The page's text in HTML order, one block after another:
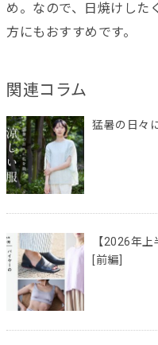
め。なので、日焼けした
方にもおすすめです。
関連コラム
猛暑の日々
【2026年
[前編]